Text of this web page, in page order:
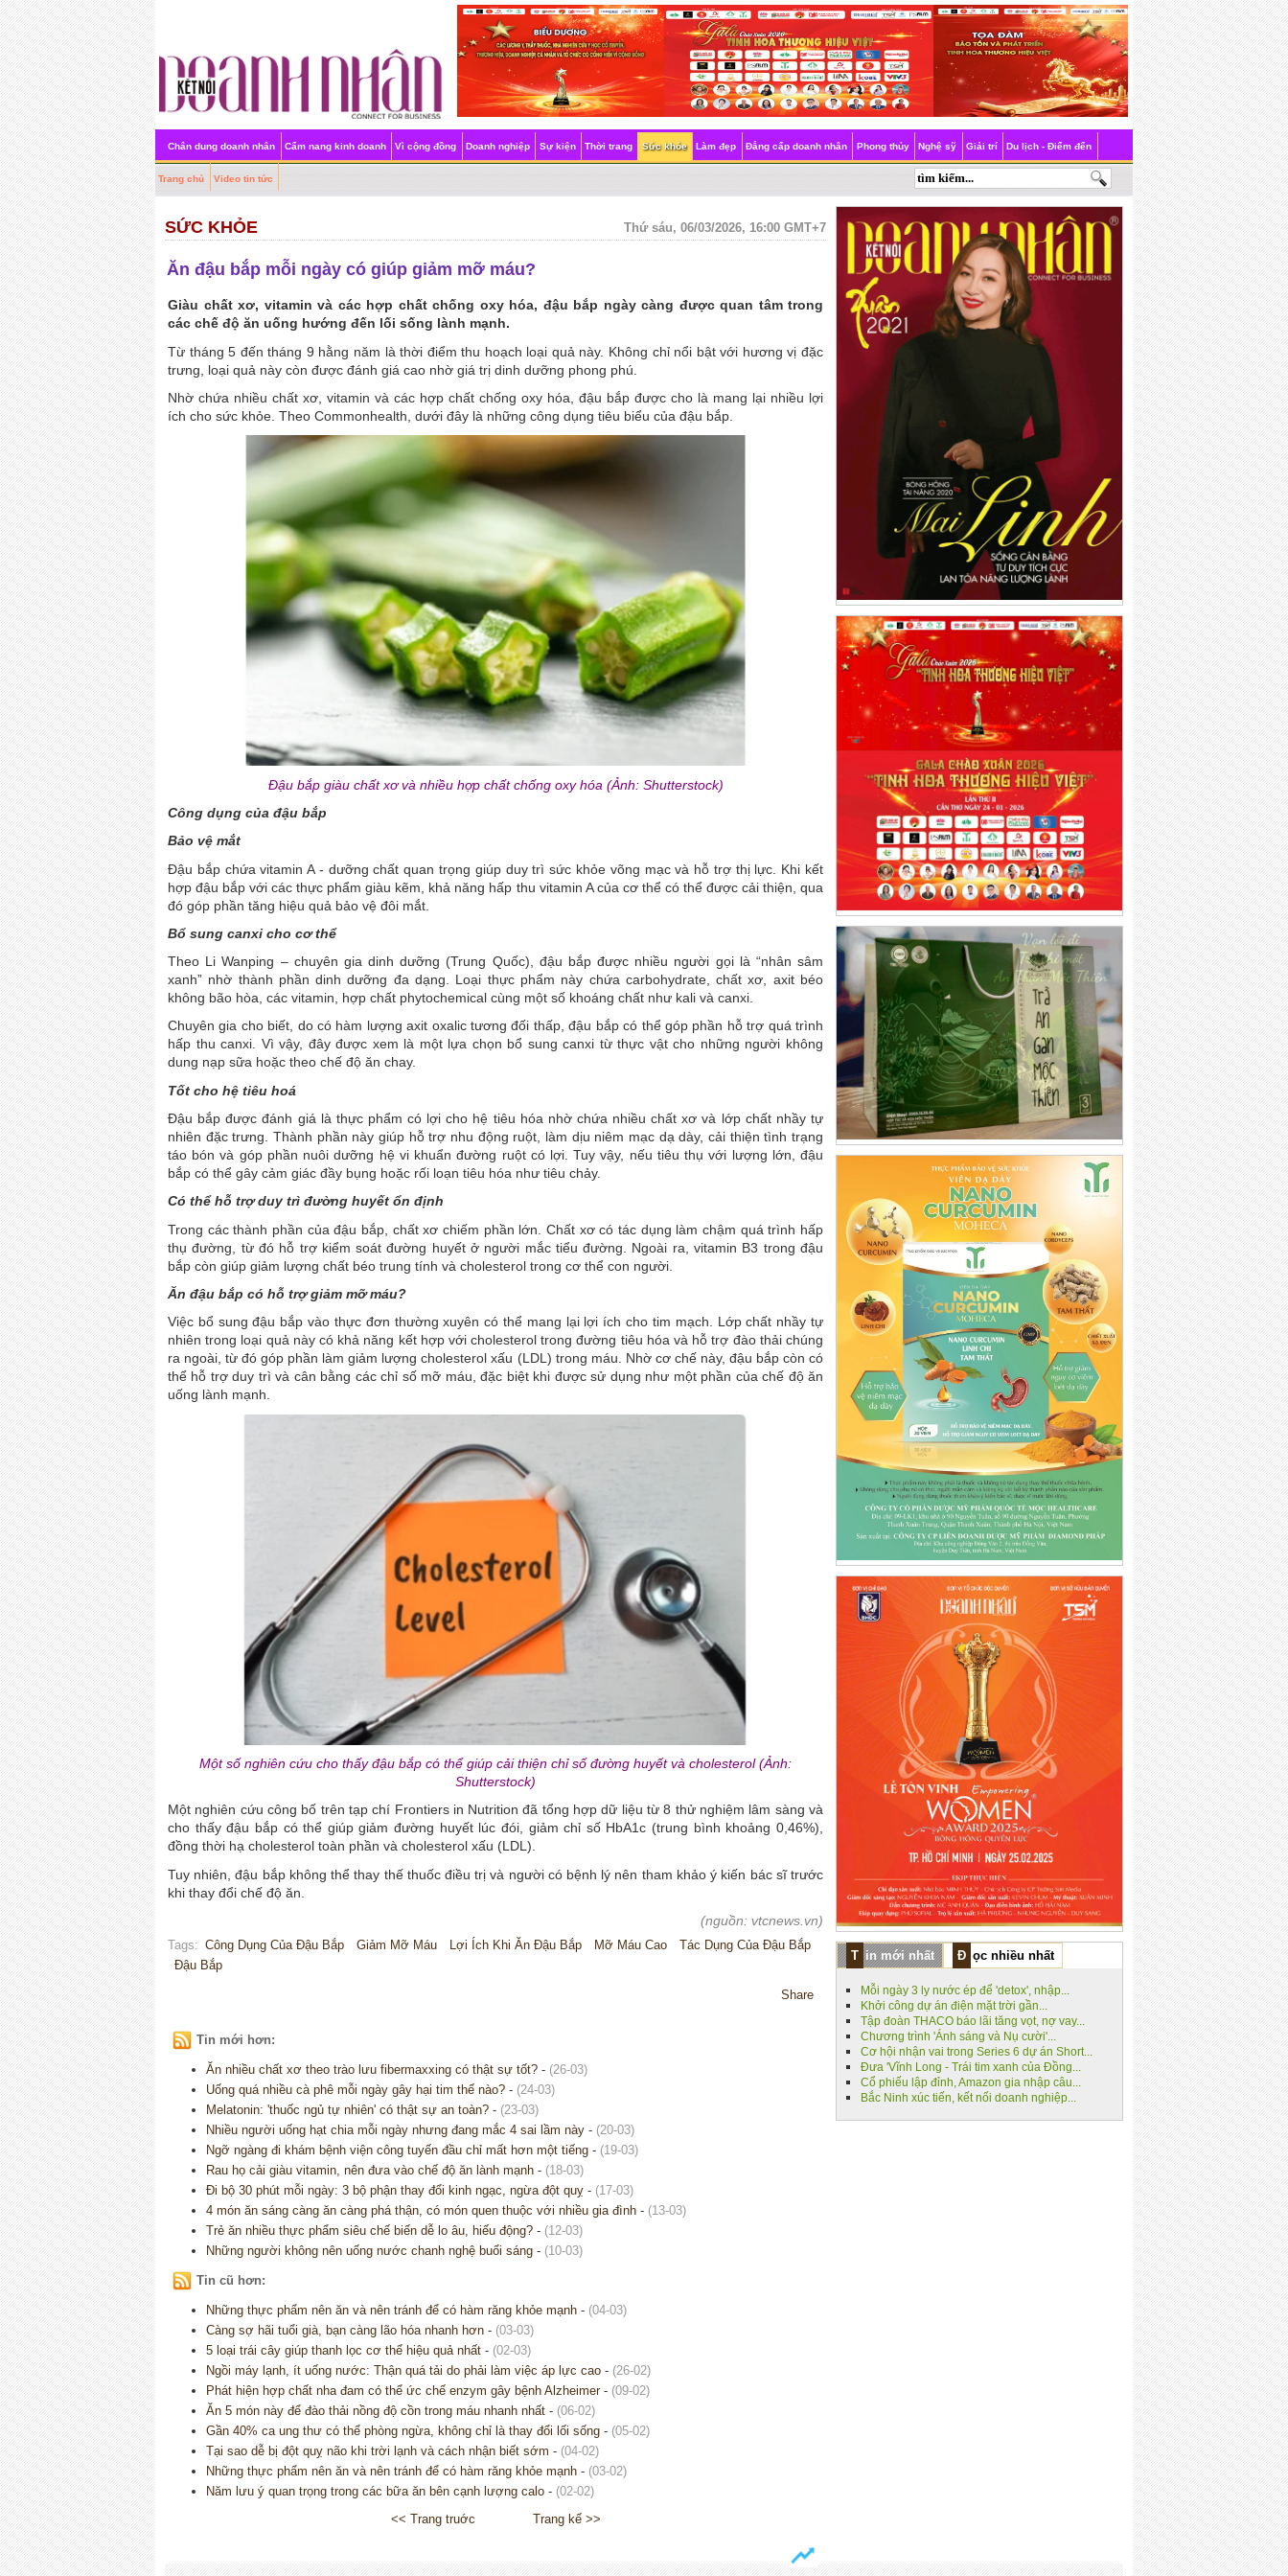
Chân dung doanh nhân Cẩm nang kinh doanh Vì cộng đồng Doanh nghiệp Sự kiện Thời trang Sức khỏe Làm đẹp Đẳng cấp doanh nhân Phong thủy Nghệ sỹ Giải trí Du lịch - Điểm đến
Trang chủ Video tin tức
SỨC KHỎE Thứ sáu, 06/03/2026, 16:00 GMT+7
Ăn đậu bắp mỗi ngày có giúp giảm mỡ máu?
Giàu chất xơ, vitamin và các hợp chất chống oxy hóa, đậu bắp ngày càng được quan tâm trong
các chế độ ăn uống hướng đến lối sống lành mạnh.
Từ tháng 5 đến tháng 9 hằng năm là thời điểm thu hoạch loại quả này. Không chỉ nổi bật với hương vị đặc
trưng, loại quả này còn được đánh giá cao nhờ giá trị dinh dưỡng phong phú.
Nhờ chứa nhiều chất xơ, vitamin và các hợp chất chống oxy hóa, đậu bắp được cho là mang lại nhiều lợi
ích cho sức khỏe. Theo Commonhealth, dưới đây là những công dụng tiêu biểu của đậu bắp.
Đậu bắp giàu chất xơ và nhiều hợp chất chống oxy hóa (Ảnh: Shutterstock)
Công dụng của đậu bắp
Bảo vệ mắt
Đậu bắp chứa vitamin A - dưỡng chất quan trọng giúp duy trì sức khỏe võng mạc và hỗ trợ thị lực. Khi kết
hợp đậu bắp với các thực phẩm giàu kẽm, khả năng hấp thu vitamin A của cơ thể có thể được cải thiện, qua
đó góp phần tăng hiệu quả bảo vệ đôi mắt.
Bổ sung canxi cho cơ thể
Theo Li Wanping – chuyên gia dinh dưỡng (Trung Quốc), đậu bắp được nhiều người gọi là “nhân sâm
xanh” nhờ thành phần dinh dưỡng đa dạng. Loại thực phẩm này chứa carbohydrate, chất xơ, axit béo
không bão hòa, các vitamin, hợp chất phytochemical cùng một số khoáng chất như kali và canxi.
Chuyên gia cho biết, do có hàm lượng axit oxalic tương đối thấp, đậu bắp có thể góp phần hỗ trợ quá trình
hấp thu canxi. Vì vậy, đây được xem là một lựa chọn bổ sung canxi từ thực vật cho những người không
dung nạp sữa hoặc theo chế độ ăn chay.
Tốt cho hệ tiêu hoá
Đậu bắp được đánh giá là thực phẩm có lợi cho hệ tiêu hóa nhờ chứa nhiều chất xơ và lớp chất nhầy tự
nhiên đặc trưng. Thành phần này giúp hỗ trợ nhu động ruột, làm dịu niêm mạc dạ dày, cải thiện tình trạng
táo bón và góp phần nuôi dưỡng hệ vi khuẩn đường ruột có lợi. Tuy vậy, nếu tiêu thụ với lượng lớn, đậu
bắp có thể gây cảm giác đầy bụng hoặc rối loạn tiêu hóa như tiêu chảy.
Có thể hỗ trợ duy trì đường huyết ổn định
Trong các thành phần của đậu bắp, chất xơ chiếm phần lớn. Chất xơ có tác dụng làm chậm quá trình hấp
thụ đường, từ đó hỗ trợ kiểm soát đường huyết ở người mắc tiểu đường. Ngoài ra, vitamin B3 trong đậu
bắp còn giúp giảm lượng chất béo trung tính và cholesterol trong cơ thể con người.
Ăn đậu bắp có hỗ trợ giảm mỡ máu?
Việc bổ sung đậu bắp vào thực đơn thường xuyên có thể mang lại lợi ích cho tim mạch. Lớp chất nhầy tự
nhiên trong loại quả này có khả năng kết hợp với cholesterol trong đường tiêu hóa và hỗ trợ đào thải chúng
ra ngoài, từ đó góp phần làm giảm lượng cholesterol xấu (LDL) trong máu. Nhờ cơ chế này, đậu bắp còn có
thể hỗ trợ duy trì và cân bằng các chỉ số mỡ máu, đặc biệt khi được sử dụng như một phần của chế độ ăn
uống lành mạnh.
Một số nghiên cứu cho thấy đậu bắp có thể giúp cải thiện chỉ số đường huyết và cholesterol (Ảnh:
Shutterstock)
Một nghiên cứu công bố trên tạp chí Frontiers in Nutrition đã tổng hợp dữ liệu từ 8 thử nghiệm lâm sàng và
cho thấy đậu bắp có thể giúp giảm đường huyết lúc đói, giảm chỉ số HbA1c (trung bình khoảng 0,46%),
đồng thời hạ cholesterol toàn phần và cholesterol xấu (LDL).
Tuy nhiên, đậu bắp không thể thay thế thuốc điều trị và người có bệnh lý nên tham khảo ý kiến bác sĩ trước
khi thay đổi chế độ ăn.
(nguồn: vtcnews.vn)
Tags: Công Dụng Của Đậu Bắp Giảm Mỡ Máu Lợi Ích Khi Ăn Đậu Bắp Mỡ Máu Cao
Tác Dụng Của Đậu Bắp
Đậu Bắp
Share
Tin mới hơn:
Ăn nhiều chất xơ theo trào lưu fibermaxxing có thật sự tốt? - (26-03)
Uống quá nhiều cà phê mỗi ngày gây hại tim thế nào? - (24-03)
Melatonin: 'thuốc ngủ tự nhiên' có thật sự an toàn? - (23-03)
Nhiều người uống hạt chia mỗi ngày nhưng đang mắc 4 sai lầm này - (20-03)
Ngỡ ngàng đi khám bệnh viện công tuyến đầu chỉ mất hơn một tiếng - (19-03)
Rau họ cải giàu vitamin, nên đưa vào chế độ ăn lành mạnh - (18-03)
Đi bộ 30 phút mỗi ngày: 3 bộ phận thay đổi kinh ngạc, ngừa đột quỵ - (17-03)
4 món ăn sáng càng ăn càng phá thận, có món quen thuộc với nhiều gia đình - (13-03)
Trẻ ăn nhiều thực phẩm siêu chế biến dễ lo âu, hiếu động? - (12-03)
Những người không nên uống nước chanh nghệ buổi sáng - (10-03)
Tin cũ hơn:
Những thực phẩm nên ăn và nên tránh để có hàm răng khỏe mạnh - (04-03)
Càng sợ hãi tuổi già, bạn càng lão hóa nhanh hơn - (03-03)
5 loại trái cây giúp thanh lọc cơ thể hiệu quả nhất - (02-03)
Ngồi máy lạnh, ít uống nước: Thận quá tải do phải làm việc áp lực cao - (26-02)
Phát hiện hợp chất nha đam có thể ức chế enzym gây bệnh Alzheimer- (09-02)
Ăn 5 món này để đào thải nồng độ cồn trong máu nhanh nhất - (06-02)
Gần 40% ca ung thư có thể phòng ngừa, không chỉ là thay đổi lối sống - (05-02)
Tại sao dễ bị đột quỵ não khi trời lạnh và cách nhận biết sớm - (04-02)
Những thực phẩm nên ăn và nên tránh để có hàm răng khỏe mạnh - (03-02)
Năm lưu ý quan trọng trong các bữa ăn bên cạnh lượng calo - (02-02)
<< Trang truớc
Trang kế >>
Tin mới nhất Đọc nhiều nhất
Mỗi ngày 3 ly nước ép để 'detox', nhập...
Khởi công dự án điện mặt trời gần...
Tập đoàn THACO báo lãi tăng vọt, nợ vay...
Chương trình 'Ánh sáng và Nụ cười'...
Cơ hội nhận vai trong Series 6 dự án Short...
Đưa 'Vĩnh Long - Trái tim xanh của Đồng...
Cổ phiếu lập đỉnh, Amazon gia nhập câu...
Bắc Ninh xúc tiến, kết nối doanh nghiệp...